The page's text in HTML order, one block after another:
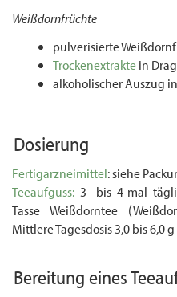
Weißdornfrüchte
pulverisierte
Trockenextraktein
alkoholischer Auszug
Dosierung
Fertigarzneimittel: siehe
Teeaufguss: 3- bis 4-mal
Tasse Weißdorntee
Mittlere Tagesdosis 3,0 bis 6,0 g
Bereitung eines